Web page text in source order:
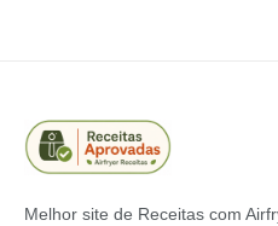
Melhor site de Receitas com